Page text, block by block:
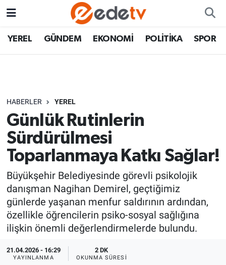
YEREL GÜNDEM EKONOMİ POLİTİKA SPOR
HABERLER YEREL
Günlük Rutinlerin
Sürdürülmesi
Toparlanmaya Katkı Sağlar!
Büyükşehir Belediyesinde görevli psikolojik
danışman Nagihan Demirel, geçtiğimiz
günlerde yaşanan menfur saldırının ardından,
özellikle öğrencilerin psiko-sosyal sağlığına
ilişkin önemli değerlendirmelerde bulundu.
21.04.2026 - 16:29
YAYINLANMA
2 DK
OKUNMA SÜRESI